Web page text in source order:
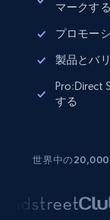
マークする
プロモー
製品とバ
Pro:Direct
する
世界中の